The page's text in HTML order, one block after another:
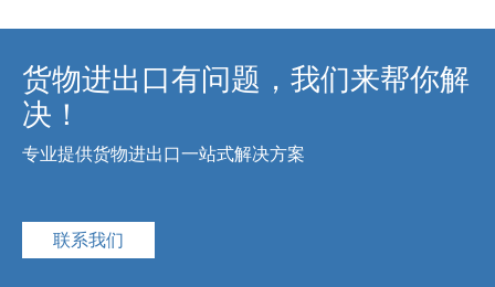
货物进出口有问题，我们来帮你解
决！
专业提供货物进出口一站式解决方案
联系我们